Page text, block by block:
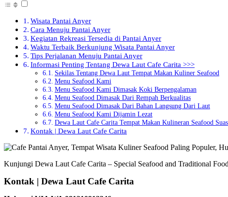
Wisata Pantai Anyer
Cara Menuju Pantai Anyer
Kegiatan Rekreasi Tersedia di Pantai Anyer
Waktu Terbaik Berkunjung Wisata Pantai Anyer
Tips Perjalanan Menuju Pantai Anyer
Informasi Penting Tentang Dewa Laut Cafe Carita >>>
Sekilas Tentang Dewa Laut Tempat Makan Kuliner Seafood
Menu Seafood Kami
Menu Seafood Kami Dimasak Koki Berpengalaman
Menu Seafood Dimasak Dari Rempah Berkualitas
Menu Seafood Dimasak Dari Bahan Langsung Dari Laut
Menu Seafood Kami Dijamin Lezat
Dewa Laut Cafe Carita Tempat Makan Kulineran Seafood
Kontak | Dewa Laut Cafe Carita
Kunjungi Dewa Laut Cafe Carita – Special Seafood and Traditional
Kontak | Dewa Laut Cafe Carita